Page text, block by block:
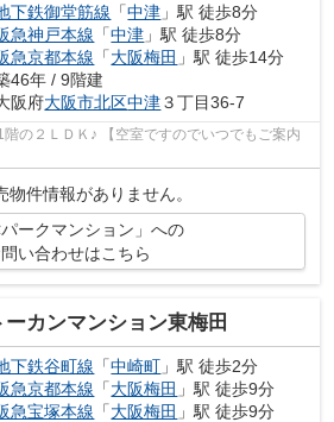
下鉄御堂筋線 「中津 」駅 徒歩8分
急神戸本線 「中津 」駅 徒歩8分
急京都本線 「大阪梅田 」駅 徒歩14分
46年 / 9階建
阪府大阪市北区中津３丁目36-7
の２ＬＤＫ♪ 【空室ですのでいつでもご案内
物件情報がありません。
パークマンション」への
い合わせはこちら
ーカンマンション東梅田
下鉄谷町線 「中崎町 」駅 徒歩2分
急京都本線 「大阪梅田 」駅 徒歩9分
急宝塚本線 「大阪梅田 」駅 徒歩9分